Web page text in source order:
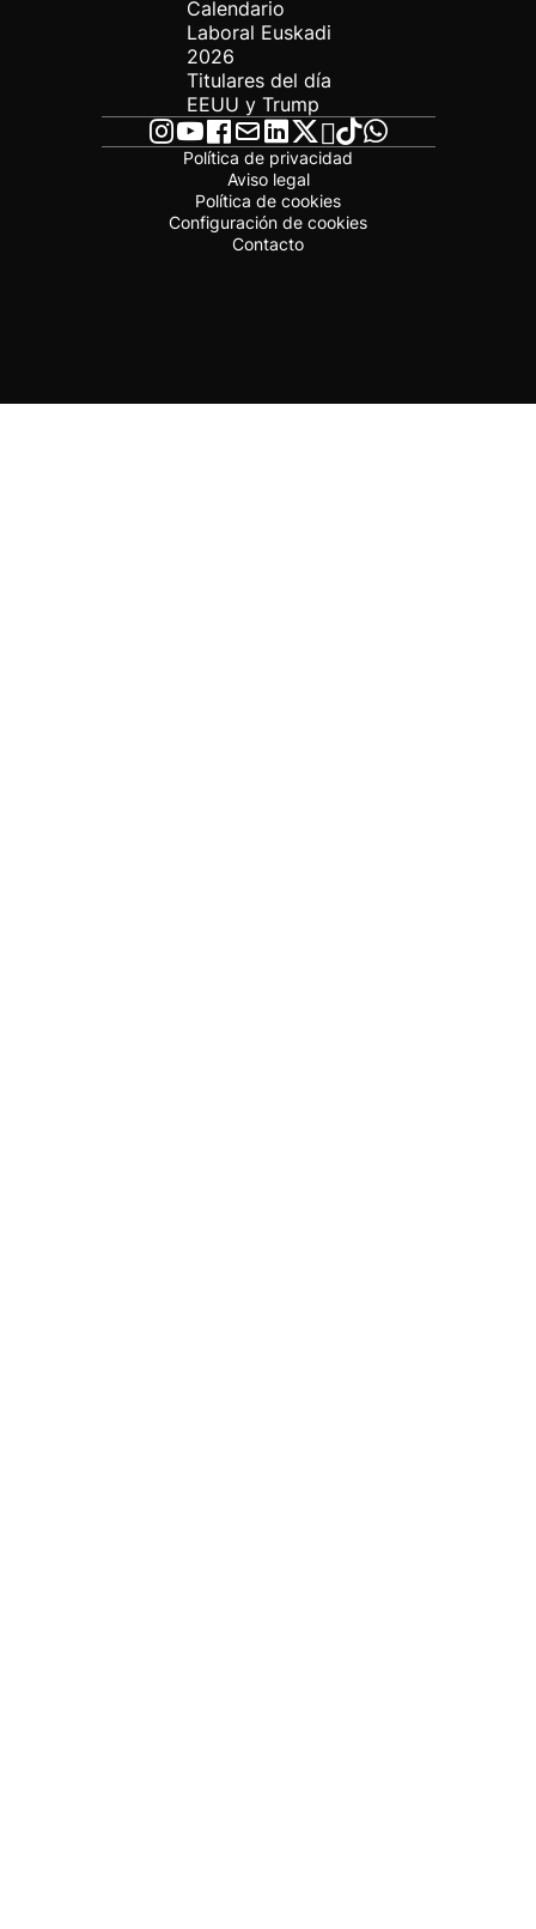
Calendario
Laboral Euskadi
2026
Titulares del día
EEUU y Trump
Política de privacidad
Aviso legal
Política de cookies
Configuración de cookies
Contacto